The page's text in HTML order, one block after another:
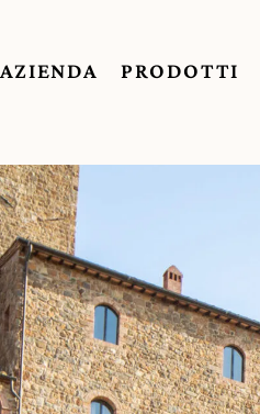
AZIENDA PRODOTTI